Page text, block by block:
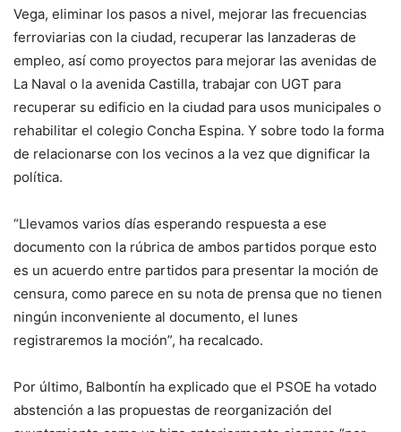
Vega, eliminar los pasos a nivel, mejorar las frecuencias
ferroviarias con la ciudad, recuperar las lanzaderas de
empleo, así como proyectos para mejorar las avenidas de
La Naval o la avenida Castilla, trabajar con UGT para
recuperar su edificio en la ciudad para usos municipales o
rehabilitar el colegio Concha Espina. Y sobre todo la forma
de relacionarse con los vecinos a la vez que dignificar la
política.
“Llevamos varios días esperando respuesta a ese
documento con la rúbrica de ambos partidos porque esto
es un acuerdo entre partidos para presentar la moción de
censura, como parece en su nota de prensa que no tienen
ningún inconveniente al documento, el lunes
registraremos la moción”, ha recalcado.
Por último, Balbontín ha explicado que el PSOE ha votado
abstención a las propuestas de reorganización del